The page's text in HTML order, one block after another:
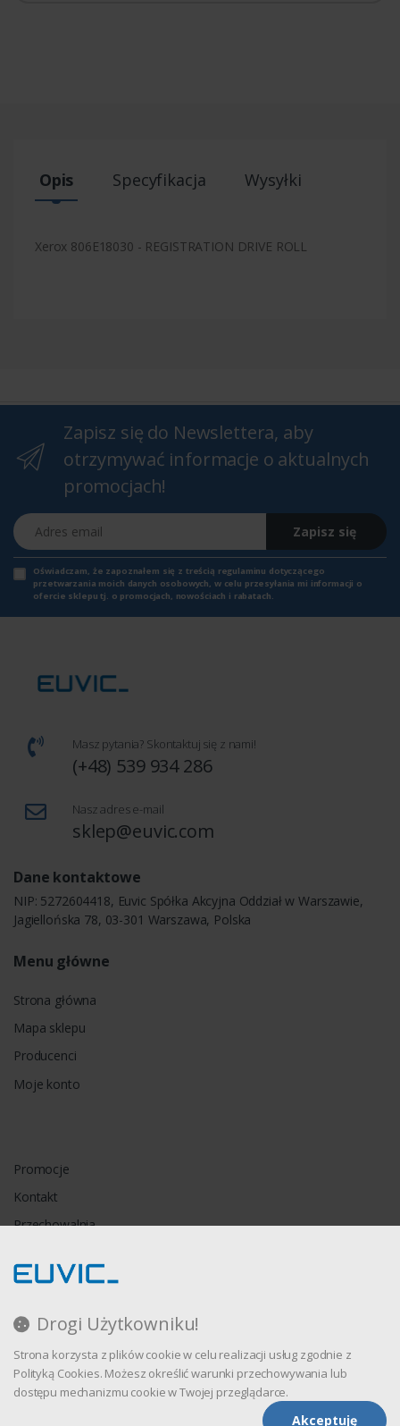
Drogi Użytkowniku!
Strona korzysta z plików cookie w celu realizacji usług zgodnie z
Polityką Cookies. Możesz określić warunki przechowywania lub
dostępu mechanizmu cookie w Twojej przeglądarce.
Akceptuję
Opis Specyfikacja Wysyłki
Xerox 806E18030 - REGISTRATION DRIVE ROLL
Zapisz się do Newslettera, aby
otrzymywać informacje o aktualnych
promocjach!
Adres email
Zapisz się
Oświadczam, że zapoznałem się z treścią regulaminu dotyczącego
przetwarzania moich danych osobowych, w celu przesyłania mi informacji o
ofercie sklepu tj. o promocjach, nowościach i rabatach.
Masz pytania? Skontaktuj się z nami!
(+48) 539 934 286
Nasz adres e-mail
sklep@euvic.com
Dane kontaktowe
NIP: 5272604418, Euvic Spółka Akcyjna Oddział w Warszawie,
Jagiellońska 78, 03-301 Warszawa, Polska
Menu główne
Strona główna
Mapa sklepu
Producenci
Moje konto
Promocje
Kontakt
Przechowalnia
Regulamin
Polityka prywatności